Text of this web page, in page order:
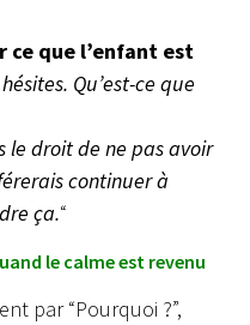
ce que l’enfant est
hésites. Qu’est-ce que
le droit de ne pas avoir
continuer à
ça.“
le calme est revenu
par “Pourquoi ?”,